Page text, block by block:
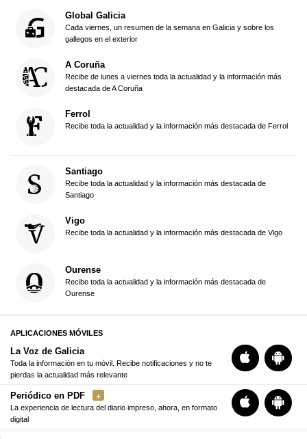
Global Galicia
Cada viernes, un resumen de la semana en Galicia y sobre los
gallegos en el exterior
A Coruña
Recibe de lunes a viernes toda la actualidad y la información más
destacada de A Coruña
Ferrol
Recibe toda la actualidad y la información más destacada de Ferrol
Santiago
Recibe toda la actualidad y la información más destacada de
Santiago
Vigo
Recibe toda la actualidad y la información más destacada de Vigo
Ourense
Recibe toda la actualidad y la información más destacada de
Ourense
APLICACIONES MÓVILES
La Voz de Galicia
Toda la información en tu móvil. Recibe notificaciones y no te
pierdas la actualidad más relevante
Periódico en PDF
La experiencia de lectura del diario impreso, ahora, en formato
digital